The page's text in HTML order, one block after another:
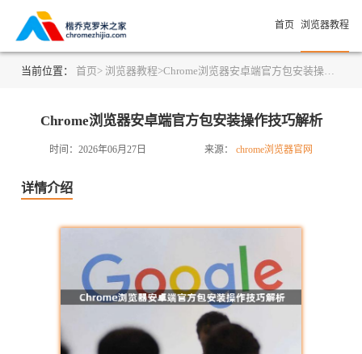
首页 浏览器教程
当前位置： 首页> 浏览器教程>Chrome浏览器安卓端官方包安装操作技巧解析
Chrome浏览器安卓端官方包安装操作技巧解析
时间：2026年06月27日 来源： chrome浏览器官网
详情介绍